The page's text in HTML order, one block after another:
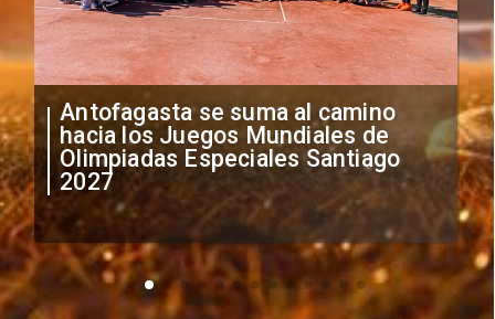
"Falta de profesionalismo": Sifup
anuncia medidas por situación
irregular de futbolistas
extranjeros